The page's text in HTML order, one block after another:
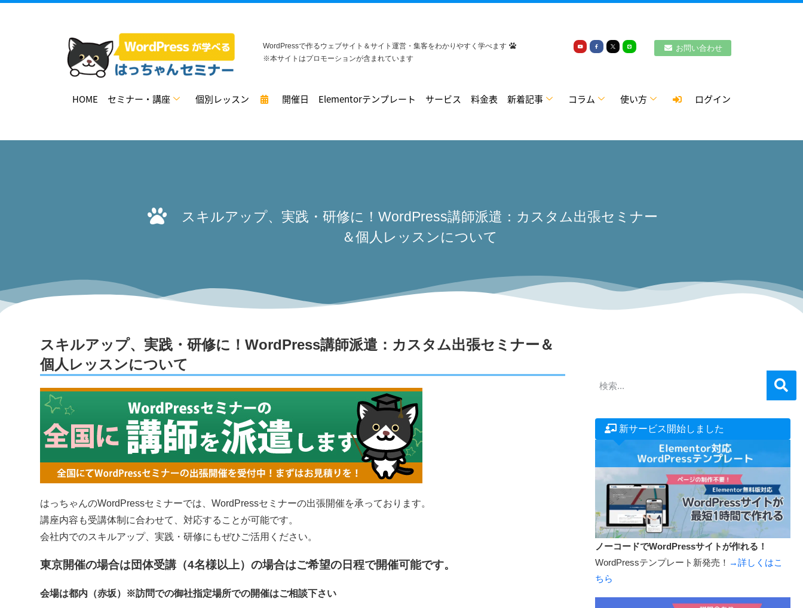
WordPressで作るウェブサイト＆サイト運営・集客をわかりやすく学べます
※本サイトはプロモーションが含まれています
お問い合わせ
HOME セミナー・講座 個別レッスン 開催日 Elementorテンプレート サービス 料金表 新着記事 コラム 使い方 ログイン
スキルアップ、実践・研修に！WordPress講師派遣：カスタム出張セミナー
＆個人レッスンについて
スキルアップ、実践・研修に！WordPress講師派遣：カスタム出張セミナー＆
個人レッスンについて
はっちゃんのWordPressセミナーでは、WordPressセミナーの出張開催を承っております。
講座内容も受講体制に合わせて、対応することが可能です。
会社内でのスキルアップ、実践・研修にもぜひご活用ください。
東京開催の場合は団体受講（4名様以上）の場合はご希望の日程で開催可能です。
会場は都内（赤坂）※訪問での御社指定場所での開催はご相談下さい
新サービス開始しました
ノーコードでWordPressサイトが作れる！
WordPressテンプレート新発売！ →詳しくはこ
ちら